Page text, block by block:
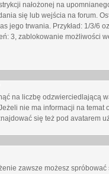
nałożonej na
się lub wejścia na forum.
jego trwania. Przykład: 1/3/6
3, zablokowanie możliwości
na liczbę odzwierciedlającą
nie ma informacji na temat
się też pod avatarem
zawsze możesz